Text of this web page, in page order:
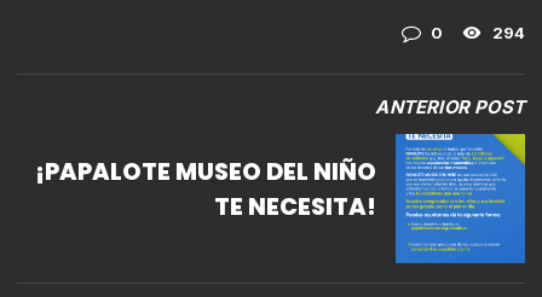
0 294
ANTERIOR POST
¡PAPALOTE MUSEO DEL NIÑO
TE NECESITA!